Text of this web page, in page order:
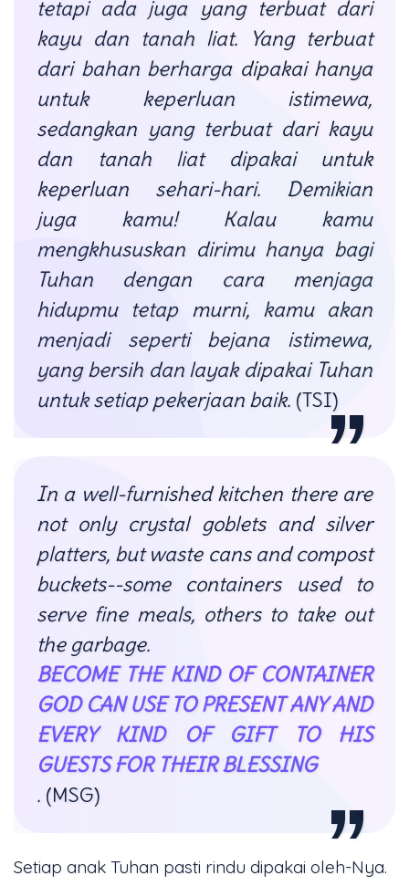
tetapi ada juga yang terbuat dari
kayu dan tanah liat. Yang terbuat
dari bahan berharga dipakai hanya
untuk keperluan istimewa,
sedangkan yang terbuat dari kayu
dan tanah liat dipakai untuk
keperluan sehari-hari. Demikian
juga kamu! Kalau kamu
mengkhususkan dirimu hanya bagi
Tuhan dengan cara menjaga
hidupmu tetap murni, kamu akan
menjadi seperti bejana istimewa,
yang bersih dan layak dipakai Tuhan
untuk setiap pekerjaan baik. (TSI)
In a well-furnished kitchen there are
not only crystal goblets and silver
platters, but waste cans and compost
buckets--some containers used to
serve fine meals, others to take out
the garbage.
BECOME THE KIND OF CONTAINER
GOD CAN USE TO PRESENT ANY AND
EVERY KIND OF GIFT TO HIS
GUESTS FOR THEIR BLESSING
. (MSG)
Setiap anak Tuhan pasti rindu dipakai oleh-Nya.